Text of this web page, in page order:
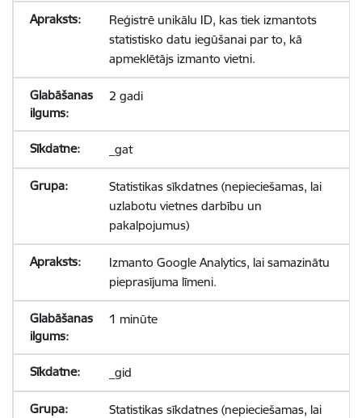
Reģistrē unikālu ID, kas tiek izmantots
statistisko datu iegūšanai par to, kā
apmeklētājs izmanto vietni.
2 gadi
_gat
Statistikas sīkdatnes (nepieciešamas, lai
uzlabotu vietnes darbību un
pakalpojumus)
Izmanto Google Analytics, lai samazinātu
pieprasījuma līmeni.
1 minūte
_gid
Statistikas sīkdatnes (nepieciešamas, lai